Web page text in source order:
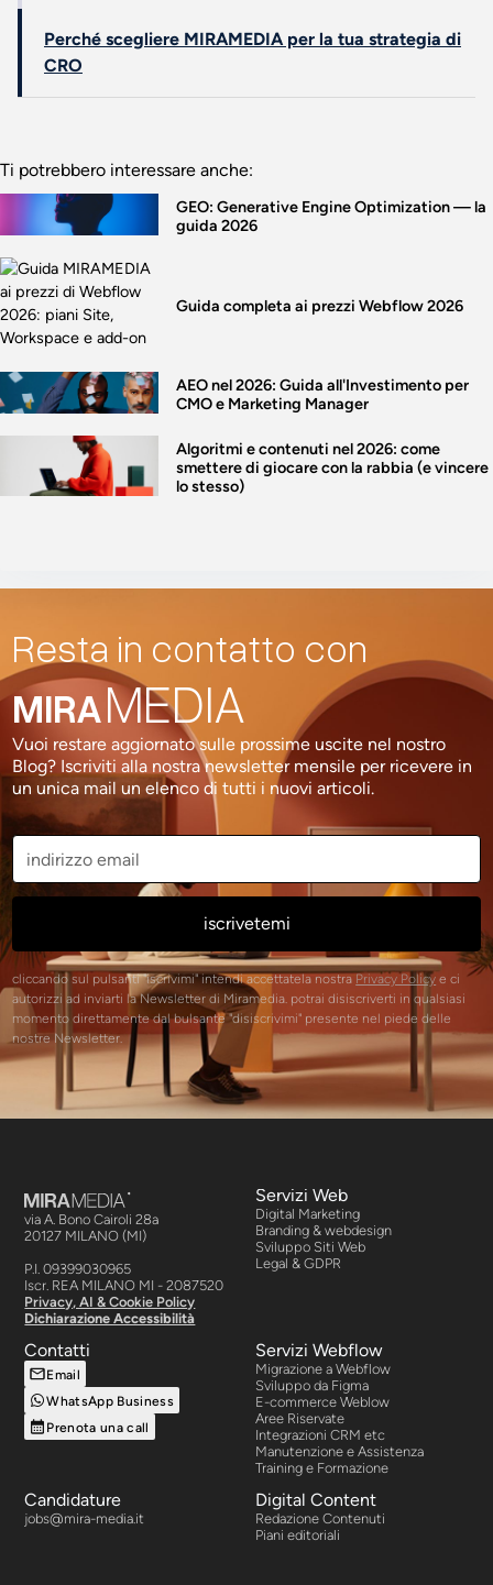
Perché scegliere MIRAMEDIA per la tua strategia di
CRO
Ti potrebbero interessare anche:
GEO: Generative Engine Optimization — la
guida 2026
Guida completa ai prezzi Webflow 2026
AEO nel 2026: Guida all'Investimento per
CMO e Marketing Manager
Algoritmi e contenuti nel 2026: come
smettere di giocare con la rabbia (e vincere
lo stesso)
Resta in contatto con
MIRAMEDIA
Vuoi restare aggiornato sulle prossime uscite nel nostro
Blog? Iscriviti alla nostra newsletter mensile per ricevere in
un unica mail un elenco di tutti i nuovi articoli.
cliccando sul pulsanti "iscrivimi" intendi accettatela nostra Privacy Policy e ci
autorizzi ad inviarti la Newsletter di Miramedia. potrai disiscriverti in qualsiasi
momento direttamente dal bulsante "disiscrivimi" presente nel piede delle
nostre Newsletter.
Servizi Web
Digital Marketing
Branding & webdesign
Sviluppo Siti Web
Legal & GDPR
via A. Bono Cairoli 28a
20127 MILANO (MI)
P.I. 09399030965
Iscr. REA MILANO MI - 2087520
Privacy, AI & Cookie Policy
Dichiarazione Accessibilità
Servizi Webflow
Migrazione a Webflow
Sviluppo da Figma
E-commerce Weblow
Aree Riservate
Integrazioni CRM etc
Manutenzione e Assistenza
Training e Formazione
Digital Content
Redazione Contenuti
Piani editoriali
Contatti
Email
WhatsApp Business
Prenota una call
Candidature
jobs@mira-media.it